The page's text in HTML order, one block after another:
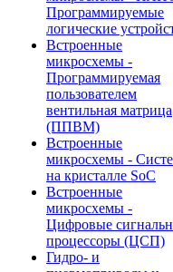
Программируемые
логические
Встроенные
микросхемы -
Программируемая
пользователем
вентильная матрица
(ППВМ)
Встроенные
микросхемы -
на кристалле SoC
Встроенные
микросхемы -
Цифровые
процессоры (ЦСП)
Гидро- и